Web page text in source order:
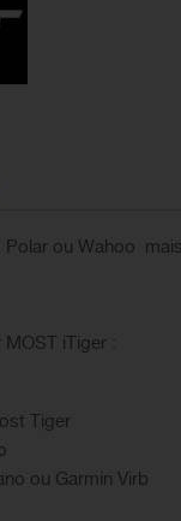
ou Wahoo
iTiger :
Tiger
ou Garmin Virb